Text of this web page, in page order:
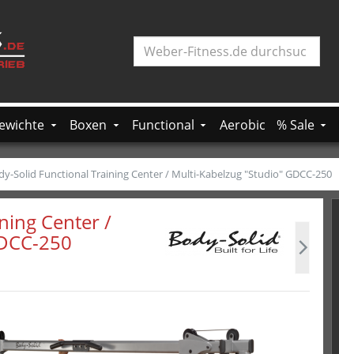
Boxen Functional Aerobic % Sale
Solid Functional Training Center / Multi-Kabelzug "Studio" GDCC-250
Center /
250